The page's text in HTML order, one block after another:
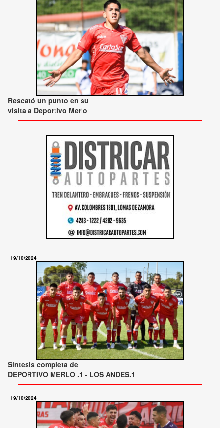
Rescató un punto en su
visita a Deportivo Merlo
19/10/2024
Síntesis completa de
DEPORTIVO MERLO .1 - LOS ANDES.1
19/10/2024